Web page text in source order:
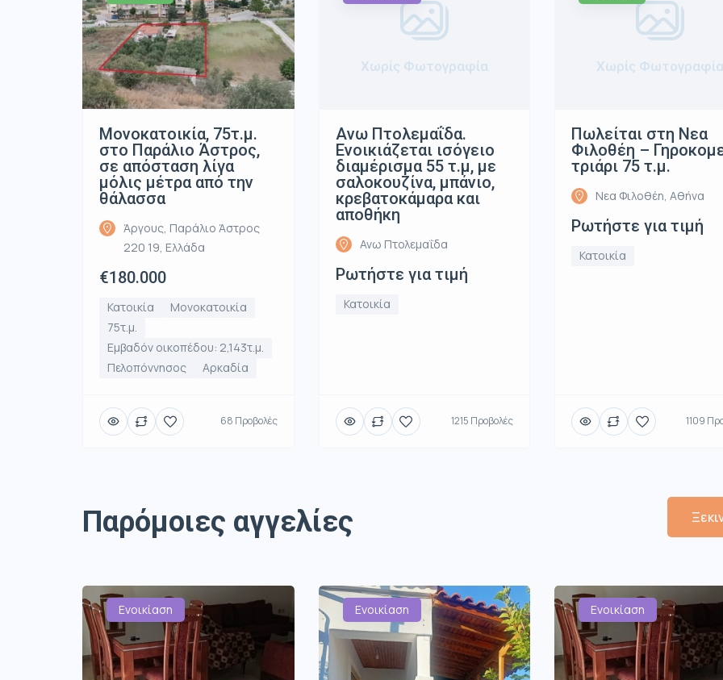
Μονοκατοικία, 75τ.μ.
στο Παράλιο Άστρος,
σε απόσταση λίγα
μόλις μέτρα από την
θάλασσα
Άργους, Παράλιο Άστρος
220 19, Ελλάδα
€180.000
Κατοικία
Μονοκατοικία
75τ.μ.
Εμβαδόν οικοπέδου: 2,143τ.μ.
Πελοπόννησος
Αρκαδία
68 Προβολές
Χωρίς Φωτογραφία
Ανω Πτολεμαΐδα.
Ενοικιάζεται ισόγειο
διαμέρισμα 55 τ.μ, με
σαλοκουζίνα, μπάνιο,
κρεβατοκάμαρα και
αποθήκη
Ανω Πτολεμαΐδα
Ρωτήστε για τιμή
Κατοικία
1215 Προβολές
Χωρίς Φωτογραφία
Πωλείται στη Νεα
Φιλοθέη –
τριάρι 75 τ.μ.
Νεα Φιλοθέη, Αθήνα
Ρωτήστε για τιμή
Κατοικία
1109
Παρόμοιες αγγελίες
Ενοικίαση Ενοικίαση Ενοικίαση